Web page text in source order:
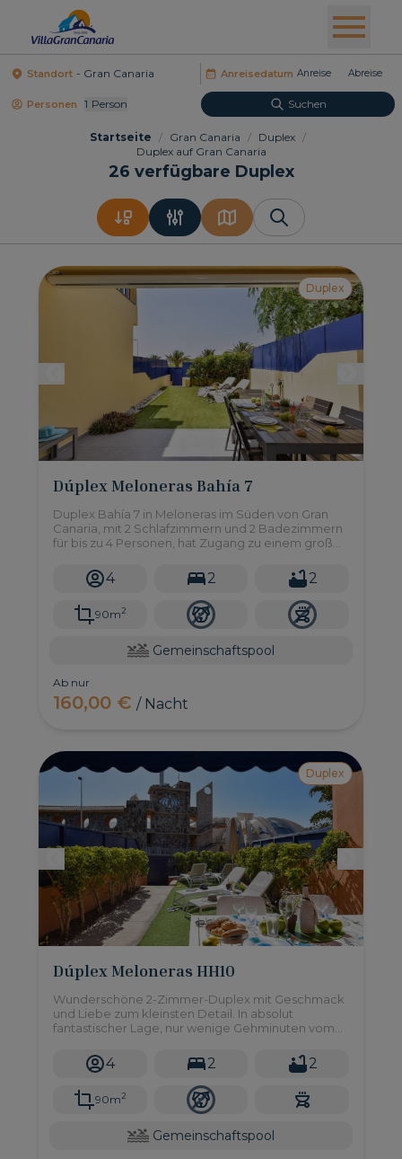
Standort Anreisedatum
Personen 1 Person Suchen
Startseite / Gran Canaria / Duplex /
Duplex auf Gran Canaria
26 verfügbare Duplex
Duplex
Dúplex Meloneras Bahía 7
Duplex Bahía 7 in Meloneras im Süden von Gran
Canaria, mit 2 Schlafzimmern und 2 Badezimmern
für bis zu 4 Personen, hat Zugang zu einem großen
4 2 2
90m2
Gemeinschaftspool
Ab nur
160,00 €/ Nacht
Duplex
Dúplex Meloneras HH10
Wunderschöne 2-Zimmer-Duplex mit Geschmack
und Liebe zum kleinsten Detail. In absolut
fantastischer Lage, nur wenige Gehminuten vom
4 2 2
90m2
Gemeinschaftspool